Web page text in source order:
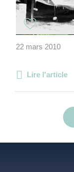
22 mars 2010
Lire l'article